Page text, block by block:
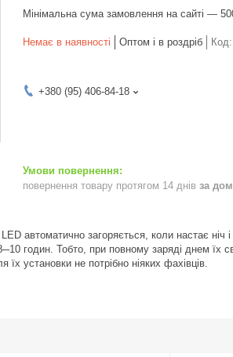
Мінімальна сума замовлення на сайті —
Немає в наявності Оптом і в роздріб Код:
+380 (95) 406-84-18
повернення товару протягом 14 днів за
автоматично загоряється, коли настає ніч
годин. Тобто, при повному заряді днем їх
установки не потрібно ніяких фахівців.